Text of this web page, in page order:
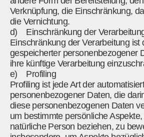
Verknüpfung, die Einschränkung,
die Vernichtung.
d) Einschränkung der
Einschränkung der Verarbeitung ist
gespeicherter personenbezogener
ihre künftige Verarbeitung
e) Profiling
Profiling ist jede Art der
personenbezogener Daten, die
diese personenbezogenen Daten
um bestimmte persönliche
natürliche Person beziehen, zu